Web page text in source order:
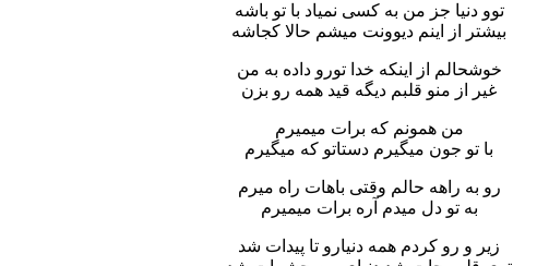
توو دنیا جز من به کسی نمیاد با تو باشه
بیشتر از اینم دیوونت میشم حالا کجاشه
خوشحالم از اینکه خدا تورو داده به من
غیر از منو قلبم دیگه قید همه رو بزن
من همونم که برات میمیرم
با تو جون میگیرم دستاتو که میگیرم
رو به راهه حالم وقتی باهات راه میرم
به تو دل میدم آره برات میمیرم
زیر و رو کردم همه دنیارو تا پیدات شد